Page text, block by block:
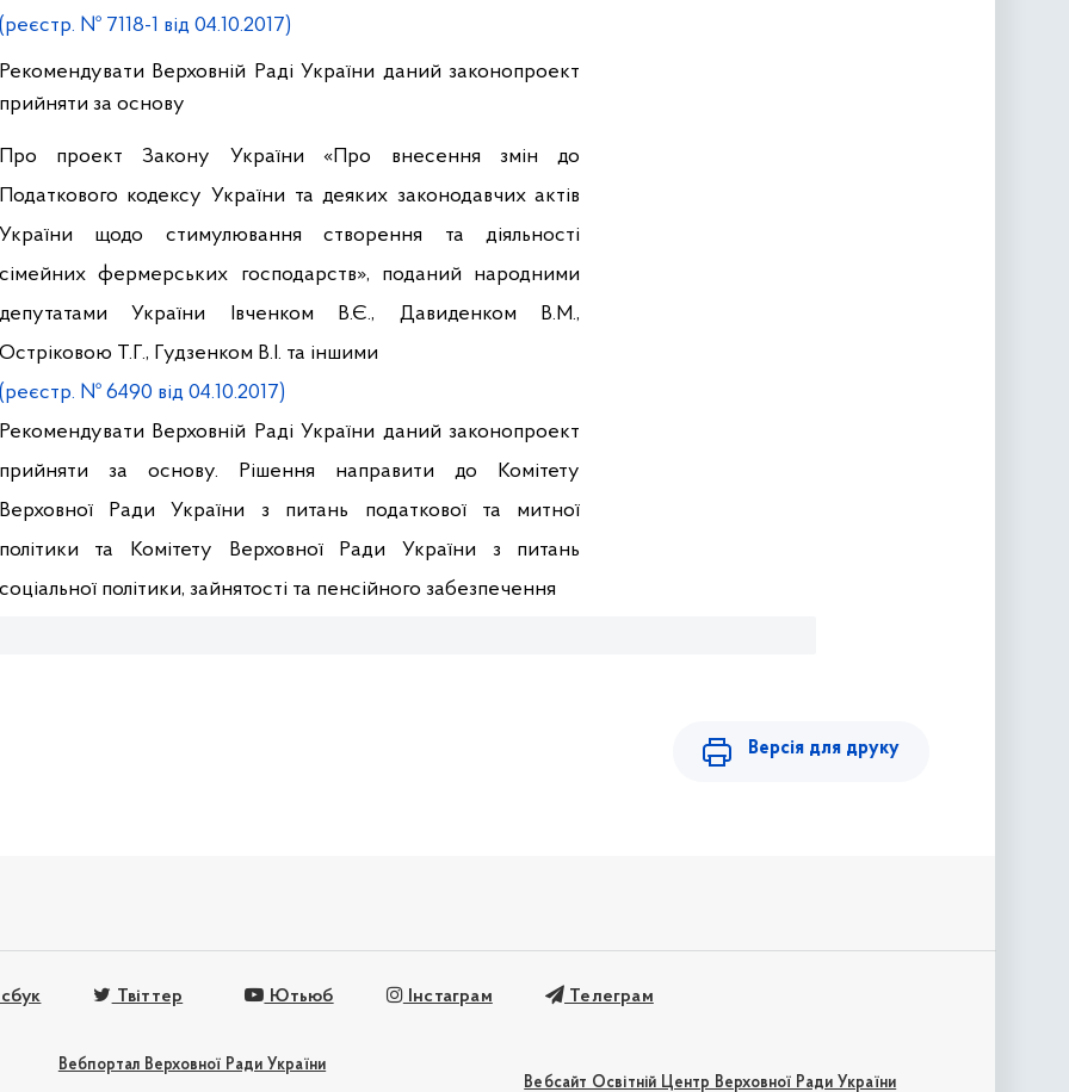
№ 7118-1 від 04.10.2017)
Верховній Раді України даний законопроект
за основу
проект Закону України «Про внесення змін до
кодексу України та деяких законодавчих актів
щодо стимулювання створення та діяльності
фермерських господарств», поданий народними
України Івченком В.Є., Давиденком В.М.,
Т.Г., Гудзенком В.І. та іншими
№ 6490 від 04.10.2017)
Верховній Раді України даний законопроект
за основу. Рішення направити до Комітету
Ради України з питань податкової та митної
та Комітету Верховної Ради України з питань
політики, зайнятості та пенсійного забезпечення
Версія для друку
Твіттер Ютьюб Інстаграм Телеграм
Вебпортал Верховної Ради України
Вебсайт Освітній Центр Верховної Ради України